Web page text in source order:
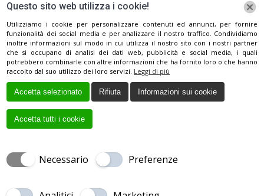
Crosslinking).
Informativa sul trattamento dei dati personali
Ci puoi trovare su:
Facebook
page
opens
in
new
OCULISTA | Tutti i diritti riservatti.
Questo sito web utilizza i cookie!
Utilizziamo i cookie per personalizzare contenuti ed annunci, per fornire
funzionalità dei social media e per analizzare il nostro traffico. Condividiamo
inoltre informazioni sul modo in cui utilizza il nostro sito con i nostri partner
che si occupano di analisi dei dati web, pubblicità e social media, i quali
potrebbero combinarle con altre informazioni che ha fornito loro o che hanno
raccolto dal suo utilizzo dei loro servizi. Leggi di più
Accetta selezionato Rifiuta Informazioni sui cookie
Accetta tutti i cookie
Necessario Preferenze